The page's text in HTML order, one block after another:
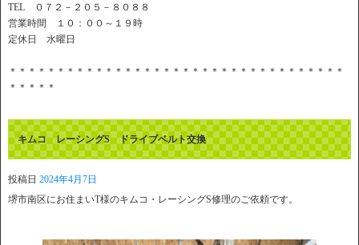
TEL ０７２－２０５－８０８８
営業時間 １０：００～１９時
定休日 水曜日
＊＊＊＊＊＊＊＊＊＊＊＊＊＊＊＊＊＊＊＊＊＊＊＊＊＊＊＊＊＊＊＊＊＊＊
＊＊＊＊＊
キムコ レーシングS ドライブベルト交換
投稿日 2024年4月7日
堺市南区にお住まいT様のキムコ・レーシングS修理のご依頼です。